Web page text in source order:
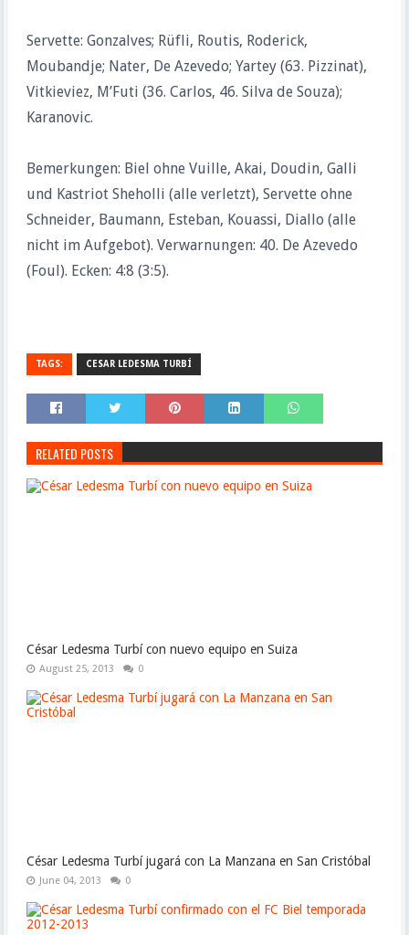
Servette: Gonzalves; Rüfli, Routis, Roderick,
Moubandje; Nater, De Azevedo; Yartey (63. Pizzinat),
Vitkieviez, M’Futi (36. Carlos, 46. Silva de Souza);
Karanovic.
Bemerkungen: Biel ohne Vuille, Akai, Doudin, Galli
und Kastriot Sheholli (alle verletzt), Servette ohne
Schneider, Baumann, Esteban, Kouassi, Diallo (alle
nicht im Aufgebot). Verwarnungen: 40. De Azevedo
(Foul). Ecken: 4:8 (3:5).
TAGS: CESAR LEDESMA TURBÍ
RELATED POSTS
César Ledesma Turbí con nuevo equipo en Suiza
August 25, 2013 0
César Ledesma Turbí jugará con La Manzana en San Cristóbal
June 04, 2013 0